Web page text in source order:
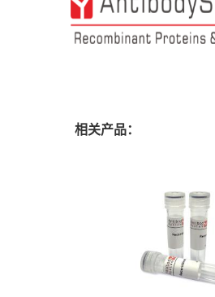
相关产品：